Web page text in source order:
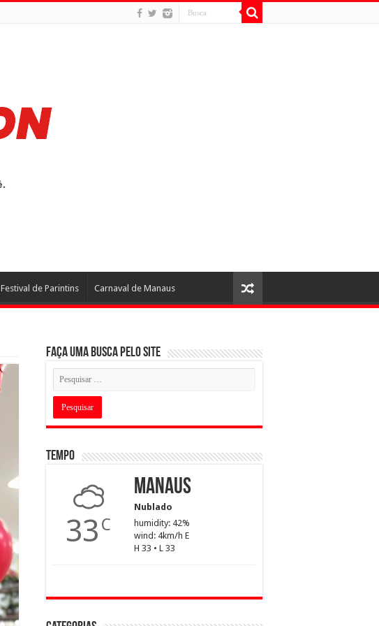
Festival de Parintins Carnaval de Manaus
Faça uma busca pelo Site
Tempo
33 C
Manaus
Nublado
humidity: 42%
wind: 4km/h E
H 33 • L 33